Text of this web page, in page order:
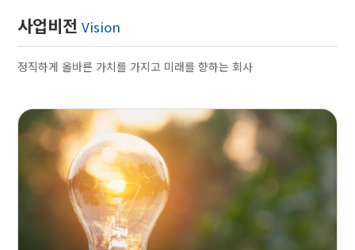
사업비전 Vision
정직하게 올바른 가치를 가지고 미래를 향하는 회사